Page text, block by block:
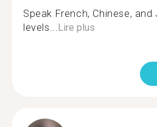
Speak French, Chinese,
levels... Lire plus